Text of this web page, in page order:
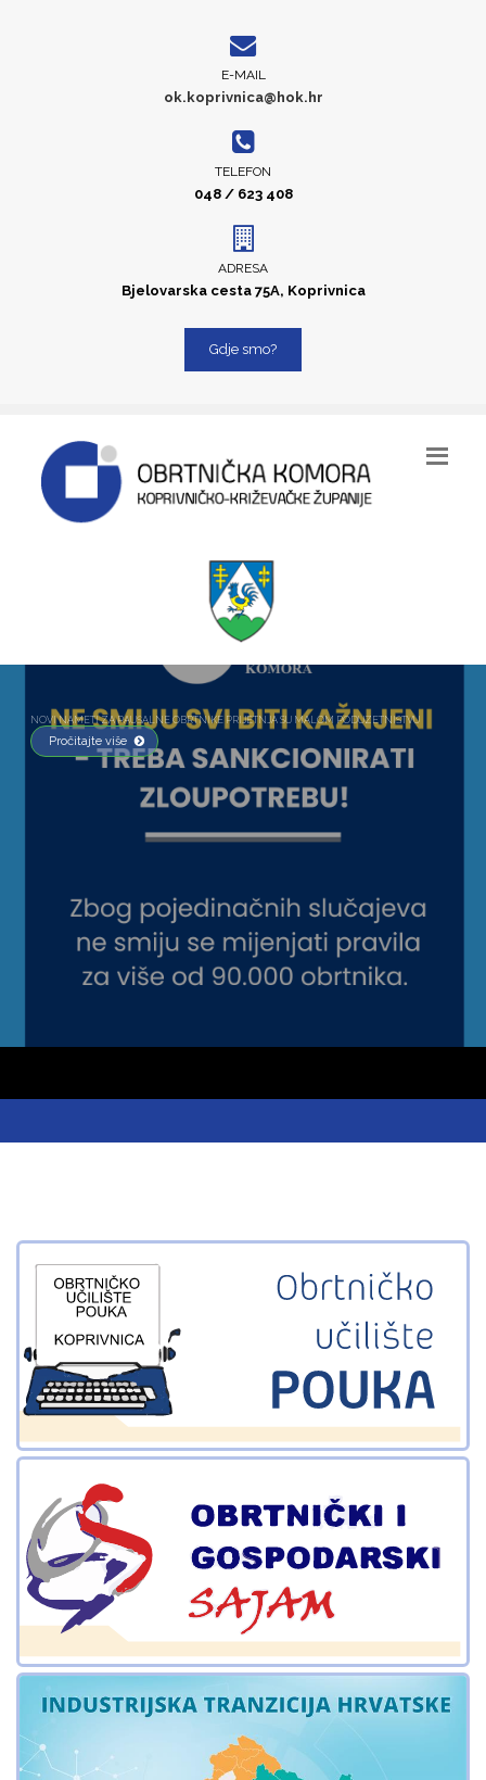
E-MAIL
ok.koprivnica@hok.hr
TELEFON
048 / 623 408
ADRESA
Bjelovarska cesta 75A, Koprivnica
Gdje smo?
NOVI NAMETI ZA PAUŠALNE OBRTNIKE PRIJETNJA SU MALOM PODUZETNIŠTVU
Pročitajte više